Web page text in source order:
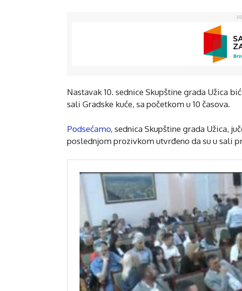
-
Nastavak 10. sednice Skupštine grada Užica
sali Gradske kuće, sa početkom u 10 časova.
Podsećamo, sednica Skupštine grada Užica,
poslednjom prozivkom utvrđeno da su u sali